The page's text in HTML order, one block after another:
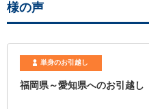
様の声
単身のお引越し
福岡県～愛知県へのお引越し